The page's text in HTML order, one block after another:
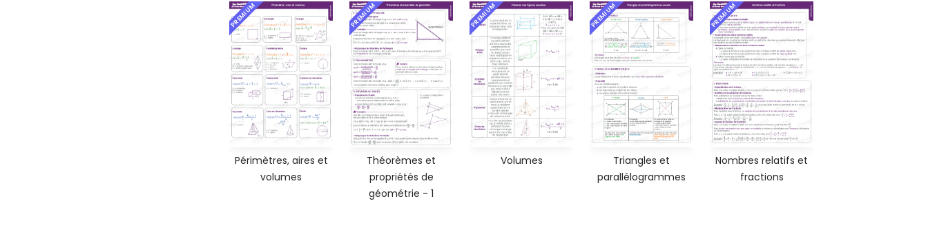
PREMIUM
Périmètres, aires et
volumes
PREMIUM
Théorèmes et
propriétés de
géométrie - 1
PREMIUM
Volumes
PREMIUM
Triangles et
parallélogrammes
PREMIUM
Nombres relatifs et
fractions